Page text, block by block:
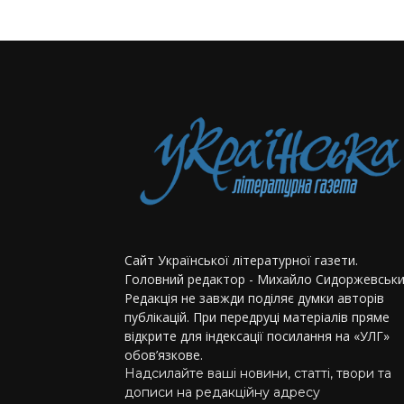
Сайт Української літературної газети.
Головний редактор - Михайло
Редакція не завжди поділяє думки авторів
публікацій. При передруці матеріалів пряме
відкрите для індексації посилання на «УЛГ»
обов’язкове.
Надсилайте ваші новини, статті, твори та
дописи на редакційну адресу